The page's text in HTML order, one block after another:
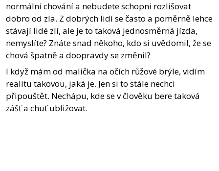
normální chování a nebudete schopni rozlišovat
dobro od zla. Z dobrých lidí se často a poměrně lehce
stávají lidé zlí, ale je to taková jednosměrná jízda,
nemyslíte? Znáte snad někoho, kdo si uvědomil, že se
chová špatně a doopravdy se změnil?
I když mám od malička na očích růžové brýle, vidím
realitu takovou, jaká je. Jen si to stále nechci
připouštět. Nechápu, kde se v člověku bere taková
zášť a chuť ubližovat.